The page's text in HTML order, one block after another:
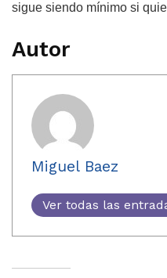
sigue siendo mínimo si
Autor
Miguel Baez
Ver todas las